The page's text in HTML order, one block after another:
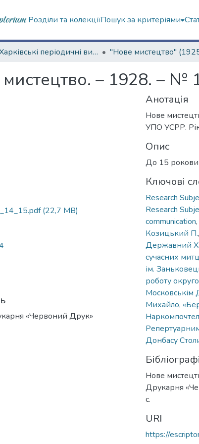
Розділи та колекціїПошук за критеріями
Харківські періодичні видання
– 1928. – №
(22,7 MB)
«Червоний Друк»
Анотація
Нове
УПО УСРР. Рік
Опис
До 15
Ключові
Research
Research
communication,
Козицький П.,
Державний
сучасних
ім.
роботу
Московськім
Михайло,
Донбасу
Нове
Друкарня
с.
URI
https://